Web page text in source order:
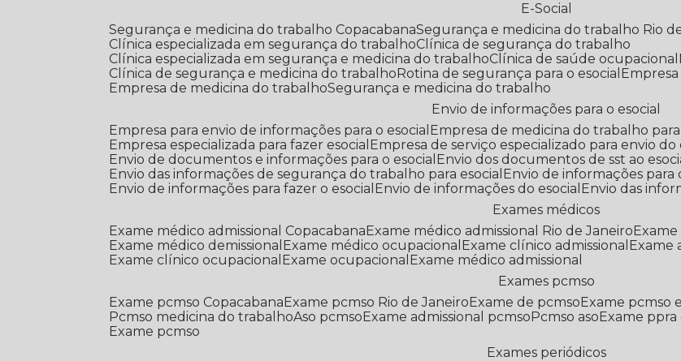
E-Social
Segurança e medicina do trabalho Copacabana Segurança e medicina do trabalho Rio
Clínica especializada em segurança do trabalho
Clínica de segurança do trabalho
Clínica especializada em segurança e medicina do trabalho
Clínica de saúde ocupacional
Clínica de segurança e medicina do trabalho
Rotina de segurança para o esocial
Empresa de medicina do trabalho Segurança e medicina do trabalho
Envio de informações para o esocial
Empresa para envio de informações para o esocial
Empresa de medicina do trabalho
Empresa especializada para fazer esocial
Empresa de serviço especializado para envio do
Envio de documentos e informações para o esocial
Envio dos documentos de sst ao
Envio das informações de segurança do trabalho para esocial
Envio de informações para
Envio de informações para fazer o esocial
Envio de informações do esocial
Envio das
Exames médicos
Exame médico admissional Copacabana
Exame médico admissional Rio de Janeiro
Exame médico demissional
Exame médico ocupacional Exame clínico admissional
Exame clínico ocupacional
Exame ocupacional
Exame médico admissional
Exames pcmso
Exame pcmso Copacabana
Exame pcmso Rio de Janeiro Exame de pcmso Exame pcmso
Pcmso medicina do trabalho Aso pcmso Exame admissional pcmso Pcmso aso Exame
Exame pcmso
Exames periódicos